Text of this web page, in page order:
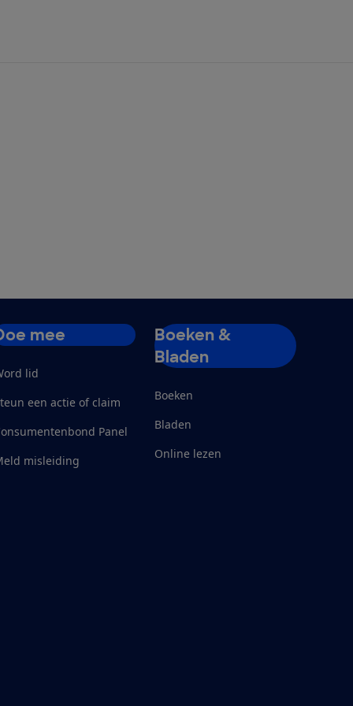
mee
lid
een actie of claim
Panel
misleiding
Boeken &
Bladen
Boeken
Bladen
Online lezen